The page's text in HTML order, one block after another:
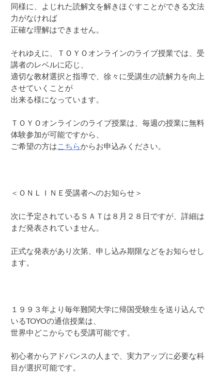
同様に、よじれた読解文を解きほぐすことができる文法
力がなければ
正確な理解はできません。
それゆえに、ＴＯＹＯオンラインのライブ授業では、受
講者のレベルに応じ、
適切な教材選択と指導で、徐々に受講生の読解力を向上
させていくことが
出来る様になっています。
ＴＯＹＯオンラインのライブ授業は、毎週の授業に無料
体験参加が可能ですから、
ご希望の方はこちらからお申込みください。
＜ＯＮＬＩＮＥ受講者へのお知らせ＞
次に予定されているＳＡＴは８月２８日ですが、詳細は
まだ発表されていません。
正式な発表があり次第、申し込み期限などをお知らせし
ます。
１９９３年より毎年難関大学に帰国受験生を送り込んで
いるTOYOの通信授業は、
世界中どこからでも受講可能です。
初心者からアドバンスの人まで、実力アップに必要な科
目が選択可能です。